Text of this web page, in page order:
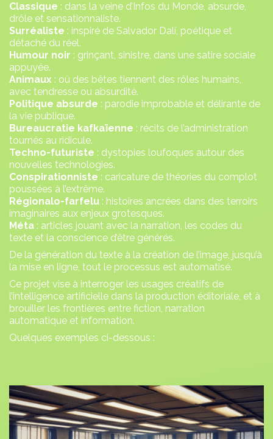
Classique : dans la veine d’Infos du Monde, absurde,
drôle et sensationnaliste.
Surréaliste : inspiré de Salvador Dalí, poétique et
détaché du réel.
Humour noir : grinçant, sinistre, dans une satire sociale
appuyée.
Animaux : où des bêtes tiennent des rôles humains,
avec tendresse ou absurdité.
Politique absurde : parodie improbable et délirante de
la vie publique.
Bureaucratie kafkaïenne : récits de l’administration
tournés au ridicule.
Techno-futuriste : dystopies loufoques autour des
nouvelles technologies.
Conspirationniste : caricature de théories du complot
poussées à l’extrême.
Régionalo-farfelu : histoires ancrées dans des terroirs
imaginaires aux enjeux grotesques.
Méta : articles jouant avec la narration, les codes du
texte et la conscience d’être générés.
De la génération du texte à la création de l’image, jusqu’à
la mise en ligne, tout le processus est automatisé.
Ce projet vise à interroger les usages créatifs de
l’intelligence artificielle dans la production éditoriale, et à
brouiller les frontières entre fiction, narration
automatique et information.
Quelques exemples ci-dessous :